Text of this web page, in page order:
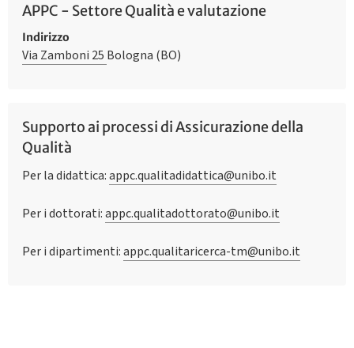
APPC - Settore Qualità e valutazione
Indirizzo
Via Zamboni 25 Bologna (BO)
Supporto ai processi di Assicurazione della
Qualità
Per la didattica:appc.qualitadidattica@unibo.it
Per i dottorati:appc.qualitadottorato@unibo.it
Per i dipartimenti:appc.qualitaricerca-tm@unibo.it